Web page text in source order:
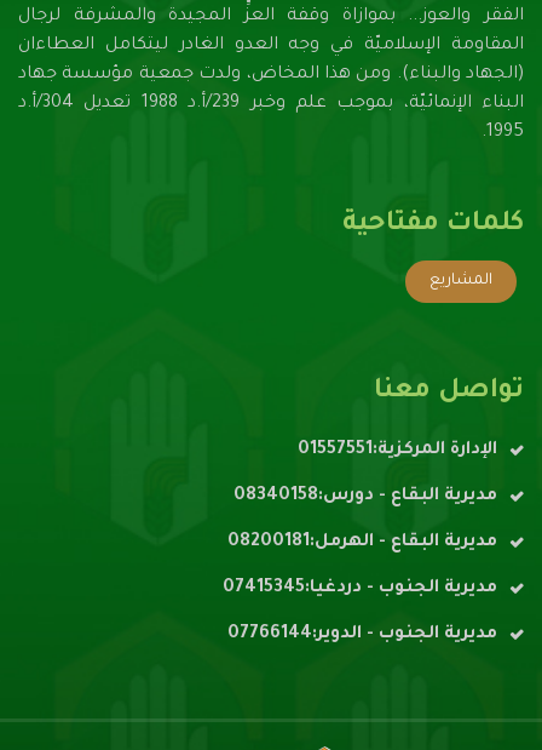
الفقر والعوز... بموازاة وقفة العزِّ المجيدة والمشرفة لرجال
المقاومة الإسلاميّة في وجه العدو الغادر ليتكامل العطاءان
(الجهاد والبناء). ومن هذا المخاض، ولدت جمعية مؤسسة جهاد
البناء الإنمائيّة، بموجب علم وخبر 239/أ.د 1988 تعديل 304/أ.د
1995.
كلمات مفتاحية
المشاريع
تواصل معنا
الإدارة المركزية:01557551
مديرية البقاع - دورس:08340158
مديرية البقاع - الهرمل:08200181
مديرية الجنوب - دردغيا:07415345
مديرية الجنوب - الدوير:07766144